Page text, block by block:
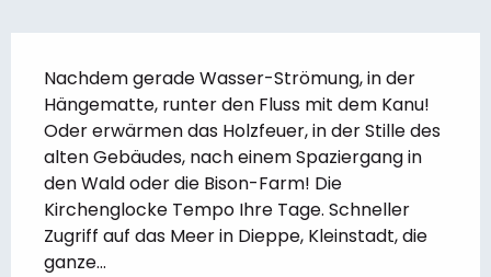
Nachdem gerade Wasser-Strömung, in der
Hängematte, runter den Fluss mit dem Kanu!
Oder erwärmen das Holzfeuer, in der Stille des
alten Gebäudes, nach einem Spaziergang in
den Wald oder die Bison-Farm! Die
Kirchenglocke Tempo Ihre Tage. Schneller
Zugriff auf das Meer in Dieppe, Kleinstadt, die
ganze...